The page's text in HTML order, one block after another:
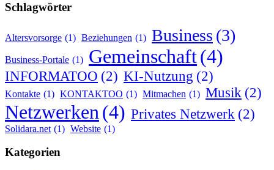
Schlagwörter
Altersvorsorge (1) Beziehungen (1) Business (3)
Business-Portale (1) Gemeinschaft(4)
INFORMATOO (2) KI-Nutzung (2)
Kontakte (1) KONTAKTOO (1) Mitmachen (1) Musik (2)
Netzwerken (4) Privates Netzwerk (2)
Solidara.net (1) Website (1)
Kategorien